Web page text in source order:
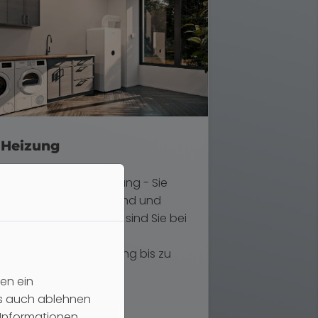
Heizung
Alles rund um die Heizung - Sie
wollen umweltschonend und
effizient heizen? Dann sind Sie bei
Heizungsmodernisierung bis zu
ein
auch ablehnen